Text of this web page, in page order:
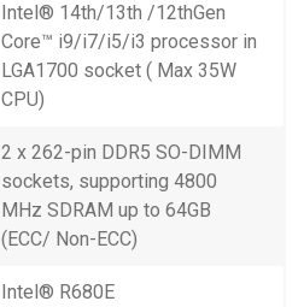
Intel® 14th/13th /12thGen
Core™ i9/i7/i5/i3 processor in
LGA1700 socket ( Max 35W
CPU)
2 x 262-pin DDR5 SO-DIMM
sockets, supporting 4800
MHz SDRAM up to 64GB
(ECC/ Non-ECC)
Intel® R680E